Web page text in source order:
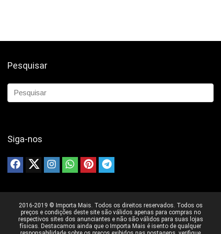
Pesquisar
Siga-nos
2016-2019 © Importa Mais. Todos os direitos reservados. Todos os
preços e condições deste site são válidos apenas para compras no
respectivos sites dos anunciantes e não são válidos para suas lojas
físicas. Destacamos ainda que o Importa Mais é isento de qualquer